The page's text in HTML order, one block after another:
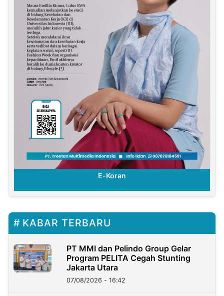
E-Koran
KABAR TERBARU
PT MMI dan Pelindo Group Gelar
Program PELITA Cegah Stunting
Jakarta Utara
07/08/2026 - 16:42